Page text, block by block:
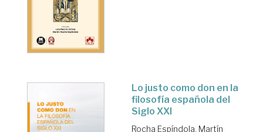
Lo justo como don en la
filosofía española del
Siglo XXI
Rocha Espíndola, Martín